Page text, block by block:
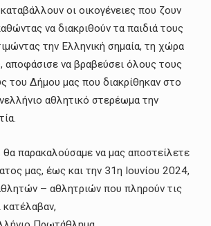
οι οικογένειες που ζουν
να διακριθούν τα παιδιά τους
την Ελληνική σημαία, τη χώρα
αποφάσισε να βραβεύσει όλους τους
του Δήμου μας που διακρίθηκαν στο
αθλητικό στερέωμα την
θα παρακαλούσαμε να μας αποστείλετε
μας, έως και την 31η Ιουνίου 2024,
– αθλητριών που πληρούν τις